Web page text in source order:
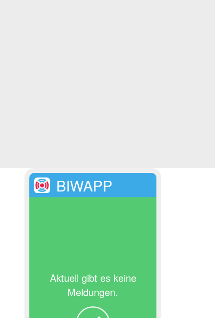
BIWAPP
Aktuell gibt es keine
Meldungen.